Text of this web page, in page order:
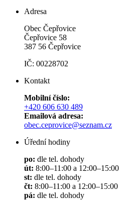
Adresa
Obec Čepřovice
Čepřovice 58
387 56 Čepřovice
IČ: 00228702
Kontakt
Mobilní číslo:
+420 606 630 489
Emailová adresa:
obec.ceprovice@seznam.cz
Úřední hodiny
po: dle tel. dohody
út: 8:00–11:00 a 12:00–15:00
st: dle tel. dohody
čt: 8:00–11:00 a 12:00–15:00
pá: dle tel. dohody